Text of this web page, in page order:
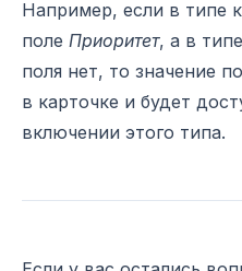
Например, если в типе
поле Приоритет, а в
поля нет, то значение
в карточке и будет
включении этого типа.